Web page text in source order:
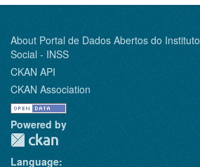
About Portal de Dados Abertos do
Social - INSS
CKAN API
CKAN Association
Powered by
Language